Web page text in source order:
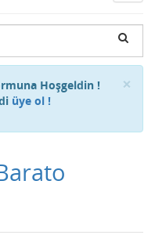
×
Hoşgeldin !
üye ol !